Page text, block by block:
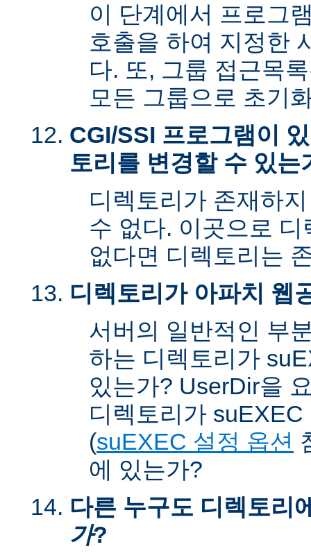
이 단계에서 프로그
호출을 하여 지정한
다. 또, 그룹 접근목
모든 그룹으로 초기
CGI/SSI 프로그램이
토리를 변경할 수 있는
디렉토리가 존재하
수 없다. 이곳으로
없다면 디렉토리는
디렉토리가 아파치 웹
서버의 일반적인 부
하는 디렉토리가
있는가? UserDir을
디렉토리가
(suEXEC 설정 옵션
에 있는가?
다른 누구도 디렉토리
가?